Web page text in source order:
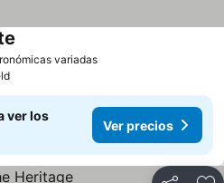
variadasVer precios
ver los
Ver precios